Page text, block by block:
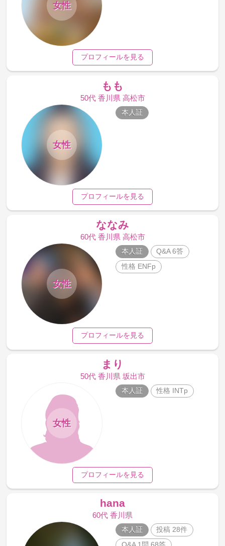
女性
プロフィールを見る
もも
50代 香川県 高松市
女性
本人証
プロフィールを見る
ななみ
60代 香川県 高松市
女性
本人証
Q&A 6答
性格 ENFp
プロフィールを見る
まり
50代 香川県 坂出市
女性
本人証 性格 INTp
プロフィールを見る
hana
60代 香川県
本人証
投稿 28件